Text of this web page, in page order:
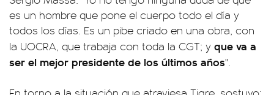
es un hombre que pone el cuerpo todo el día y
todos los días. Es un pibe criado en una obra, con
la UOCRA, que trabaja con toda la CGT; y que va a
ser el mejor presidente de los últimos años".